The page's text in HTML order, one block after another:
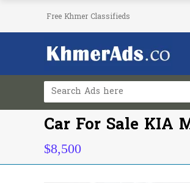
Free Khmer Classifieds
Car For Sale KIA
$8,500